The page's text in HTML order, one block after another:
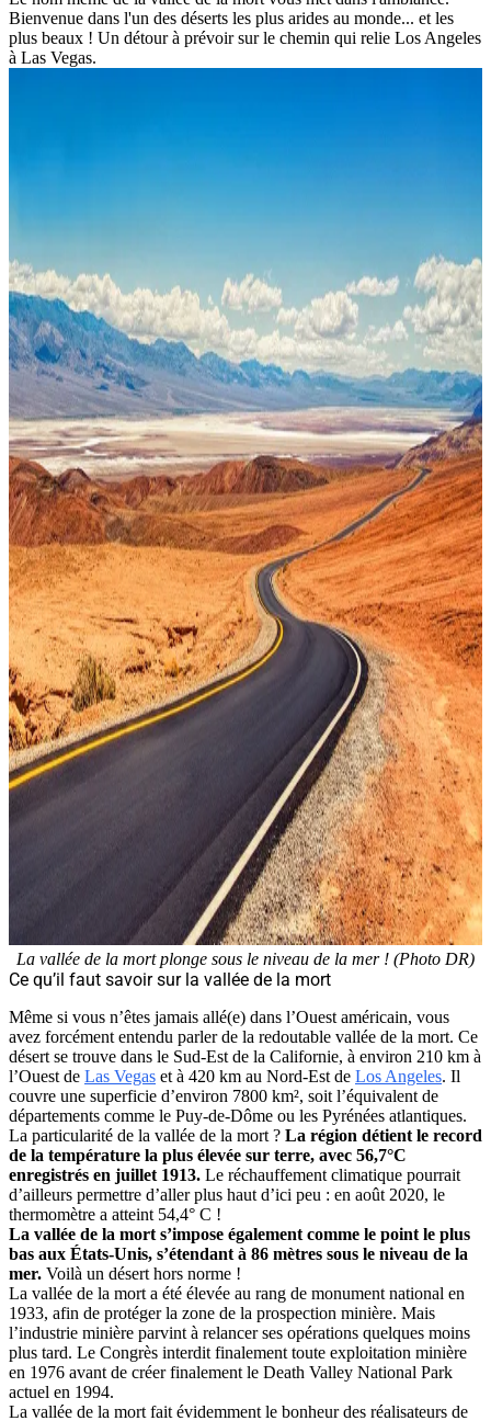
Bienvenue dans l'un des déserts les plus arides au monde... et les
plus beaux ! Un détour à prévoir sur le chemin qui relie Los Angeles
à Las Vegas.
La vallée de la mort plonge sous le niveau de la mer ! (Photo DR)
Ce qu’il faut savoir sur la vallée de la mort
Même si vous n’êtes jamais allé(e) dans l’Ouest américain, vous
avez forcément entendu parler de la redoutable vallée de la mort. Ce
désert se trouve dans le Sud-Est de la Californie, à environ 210 km à
l’Ouest de Las Vegas et à 420 km au Nord-Est de Los Angeles. Il
couvre une superficie d’environ 7800 km², soit l’équivalent de
départements comme le Puy-de-Dôme ou les Pyrénées atlantiques.
La particularité de la vallée de la mort ? La région détient le record
de la température la plus élevée sur terre, avec 56,7°C
enregistrés en juillet 1913. Le réchauffement climatique pourrait
d’ailleurs permettre d’aller plus haut d’ici peu : en août 2020, le
thermomètre a atteint 54,4° C !
La vallée de la mort s’impose également comme le point le plus
bas aux États-Unis, s’étendant à 86 mètres sous le niveau de la
mer. Voilà un désert hors norme !
La vallée de la mort a été élevée au rang de monument national en
1933, afin de protéger la zone de la prospection minière. Mais
l’industrie minière parvint à relancer ses opérations quelques moins
plus tard. Le Congrès interdit finalement toute exploitation minière
en 1976 avant de créer finalement le Death Valley National Park
actuel en 1994.
La vallée de la mort fait évidemment le bonheur des réalisateurs de